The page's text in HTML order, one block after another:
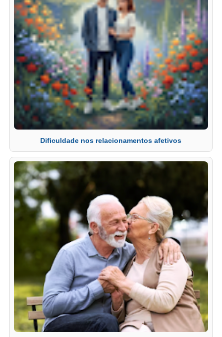
Dificuldade nos relacionamentos afetivos